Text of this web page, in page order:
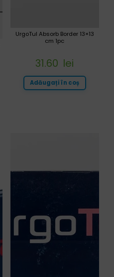
UrgoTul Absorb Border 13×13
cm 1pc
31.60 lei
Adăugați în coș